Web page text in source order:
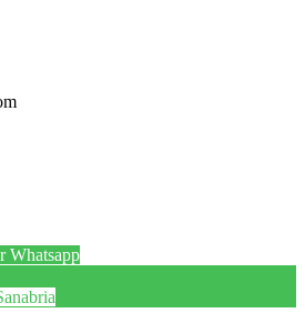
Whatsapp